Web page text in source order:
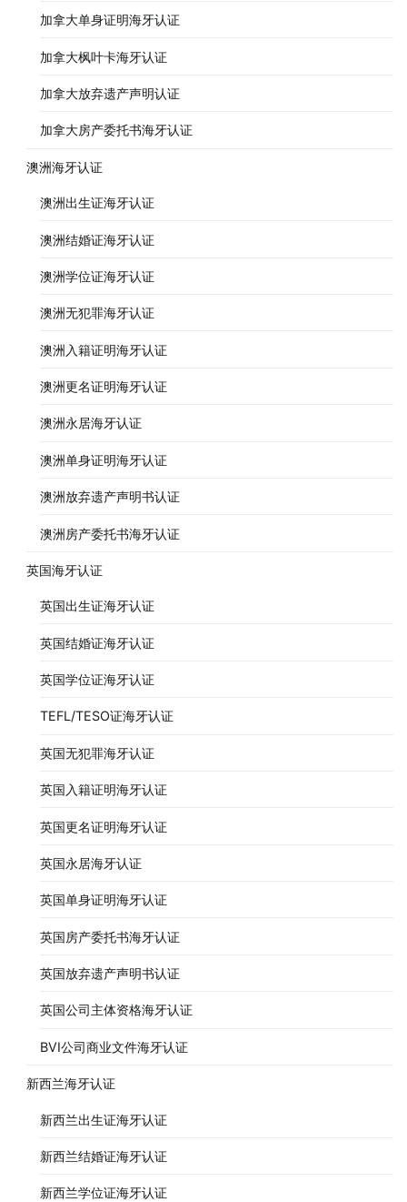
加拿大单身证明海牙认证
加拿大枫叶卡海牙认证
加拿大放弃遗产声明认证
加拿大房产委托书海牙认证
澳洲海牙认证
澳洲出生证海牙认证
澳洲结婚证海牙认证
澳洲学位证海牙认证
澳洲无犯罪海牙认证
澳洲入籍证明海牙认证
澳洲更名证明海牙认证
澳洲永居海牙认证
澳洲单身证明海牙认证
澳洲放弃遗产声明书认证
澳洲房产委托书海牙认证
英国海牙认证
英国出生证海牙认证
英国结婚证海牙认证
英国学位证海牙认证
TEFL/TESO证海牙认证
英国无犯罪海牙认证
英国入籍证明海牙认证
英国更名证明海牙认证
英国永居海牙认证
英国单身证明海牙认证
英国房产委托书海牙认证
英国放弃遗产声明书认证
英国公司主体资格海牙认证
BVI公司商业文件海牙认证
新西兰海牙认证
新西兰出生证海牙认证
新西兰结婚证海牙认证
新西兰学位证海牙认证